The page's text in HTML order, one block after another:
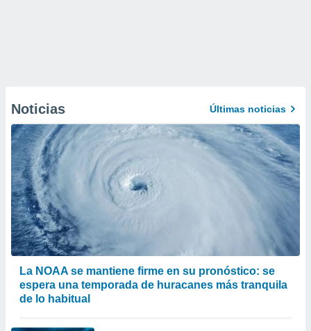
Noticias Últimas noticias
La NOAA se mantiene firme en su pronóstico: se
espera una temporada de huracanes más tranquila
de lo habitual